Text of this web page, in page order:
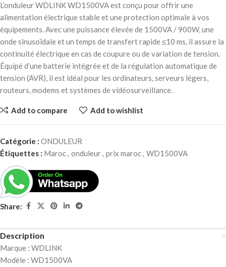
L’onduleur WDLINK WD1500VA est conçu pour offrir une
alimentation électrique stable et une protection optimale à vos
équipements. Avec une puissance élevée de 1500VA / 900W, une
onde sinusoïdale et un temps de transfert rapide ≤10 ms, il assure la
continuité électrique en cas de coupure ou de variation de tension.
Équipé d’une batterie intégrée et de la régulation automatique de
tension (AVR), il est idéal pour les ordinateurs, serveurs légers,
routeurs, modems et systèmes de vidéosurveillance.
Add to compare Add to wishlist
Catégorie : ONDULEUR
Étiquettes : Maroc, onduleur, prix maroc, WD1500VA
Share:
Description
Marque : WDLINK
Modèle : WD1500VA